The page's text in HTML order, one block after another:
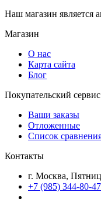
Наш магазин является
Магазин
О нас
Карта сайта
Блог
Покупательский сервис
Ваши заказы
Отложенные
Список
Контакты
г. Москва,
+7 (985) 344-80-